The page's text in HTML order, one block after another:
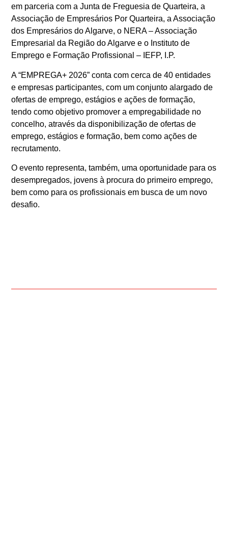
em parceria com a Junta de Freguesia de Quarteira, a
Associação de Empresários Por Quarteira, a Associação
dos Empresários do Algarve, o NERA – Associação
Empresarial da Região do Algarve e o Instituto de
Emprego e Formação Profissional – IEFP, I.P.
A “EMPREGA+ 2026” conta com cerca de 40 entidades
e empresas participantes, com um conjunto alargado de
ofertas de emprego, estágios e ações de formação,
tendo como objetivo promover a empregabilidade no
concelho, através da disponibilização de ofertas de
emprego, estágios e formação, bem como ações de
recrutamento.
O evento representa, também, uma oportunidade para os
desempregados, jovens à procura do primeiro emprego,
bem como para os profissionais em busca de um novo
desafio.